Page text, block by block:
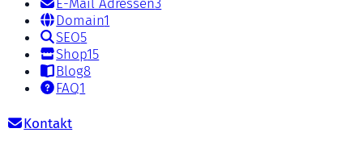
E-Mail Adressen3
Domain1
SEO5
Shop15
Blog8
FAQ1
Kontakt